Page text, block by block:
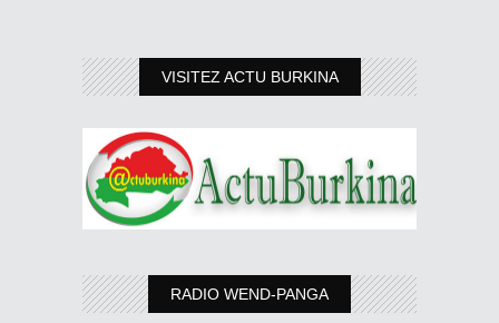
VISITEZ ACTU BURKINA
RADIO WEND-PANGA